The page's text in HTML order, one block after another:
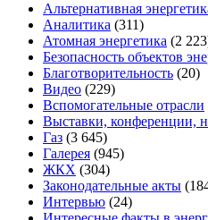
Альтернативная
Аналитика (311)
Атомная энергетика (2
Безопасность объектов
Благотворительность (20)
Видео (229)
Вспомогательные отрасли
Выставки, конференции,
Газ (3 645)
Галерея (945)
ЖКХ (304)
Законодательные акты
Интервью (24)